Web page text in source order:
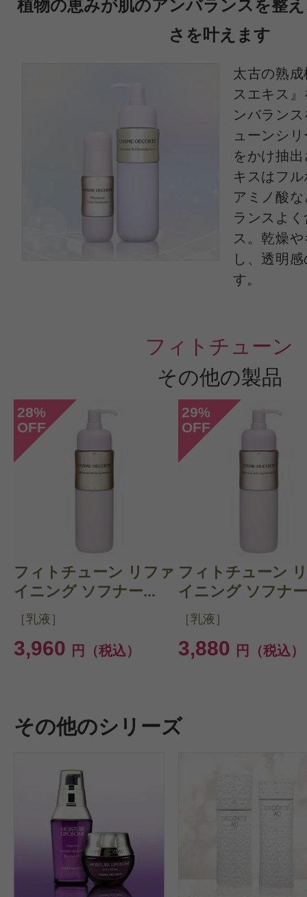
投稿日：2020年11月
感じた効能：低刺激・敏感肌
購入品：【数量限定激安！】フィト
ィブ リニュー クリーム
乾燥の時期になったのでクリームが
しました。敏感肌ですが肌荒れもな
デコルテシリーズは安心して使用し
すべての5件のクチコミを見る
このコスメのレビューを書いて
クチコミを投稿する
らクチコミ投稿すると1 商品に
ントプレゼント！
植物の恵みが肌のアンバランスを整
さを叶えます
太古の熟
スエキス
ンバラン
ューンシ
をかけ抽
キスはフ
アミノ酸
ランスよ
ス。乾燥
し、透明
す。
フィトチューン
その他の製品
28%
OFF
フィトチューン リファ
イニング ソフナー...
［乳液］
3,960 円（税込）
29%
OFF
フィトチューン
イニング ソフナ
［乳液］
3,880 円（税込）
その他のシリーズ